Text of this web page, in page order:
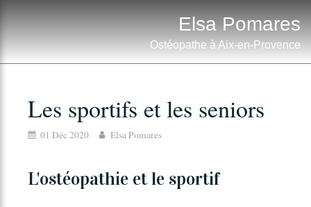
Elsa Pomares
Ostéopathe à Aix-en-Provence
Les sportifs et les seniors
01 Déc 2020 Elsa Pomares
L'ostéopathie et le sportif